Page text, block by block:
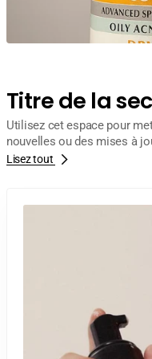
Titre de la
Utilisez cet espace pour
nouvelles ou des mises à
Lisez tout